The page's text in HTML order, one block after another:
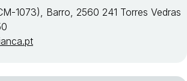
1073), Barro, 2560 241 Torres Vedras